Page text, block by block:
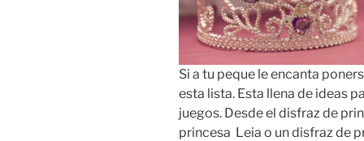
Si a tu peque le encanta
esta lista. Esta llena de ideas
juegos. Desde el disfraz de
princesa Leia o un disfraz de